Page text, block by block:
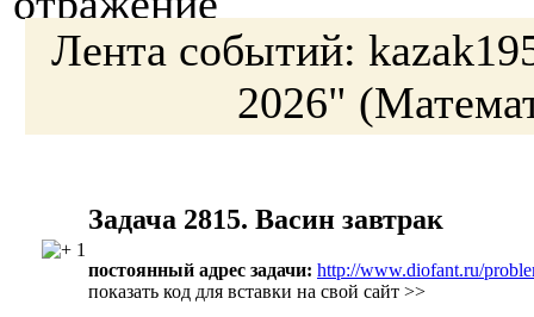
Лента событий:
2026"
1
Задача 2815. Васин завтрак
постоянный адрес задачи: http://www.diofant.ru/
показать код для вставки на свой сайт >>